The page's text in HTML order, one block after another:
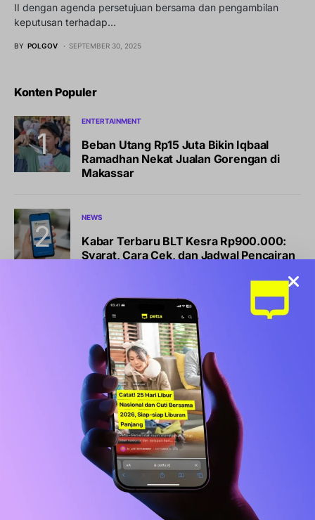
II dengan agenda persetujuan bersama dan pengambilan
keputusan terhadap…
BY POLGOV SEPTEMBER 30, 2025
Konten Populer
ENTERTAINMENT
Beban Utang Rp15 Juta Bikin Iqbaal
Ramadhan Nekat Jualan Gorengan di
Makassar
NEWS
Kabar Terbaru BLT Kesra Rp900.000:
Syarat, Cara Cek, dan Jadwal Pencairan
LIFESTYLE
Sports Station Gelar Diskon Beli 1 Gratis
1, Ini Syarat dan Cara Klaimnya
OLAHRAGA
Debut Manis Mitchell Baker, Hattrick
Bawa Indonesia Gulung Kamboja 5-1
NEWS
Pemkot Makassar Tunda Sanksi
Pemilahan Sampah, Pilih Cara Ini Dulu